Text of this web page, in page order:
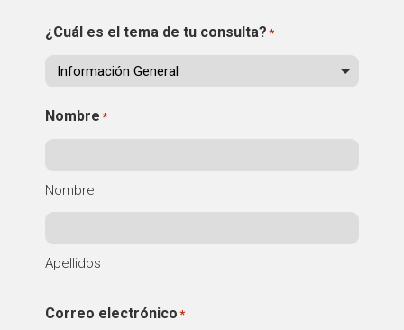
¿Cuál es el tema de tu consulta? *
Nombre *
Nombre
Apellidos
Correo electrónico *
Butlletins
Diari de la Fundació
COL·LABORA
Fes un donatiu